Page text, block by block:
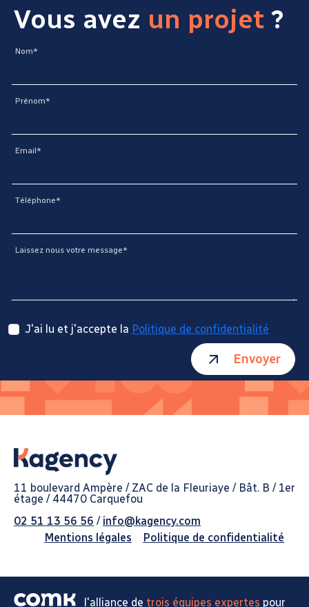
Vous avez un projet ?
Nom*
Prénom*
Email*
Téléphone*
Laissez nous votre message*
J'ai lu et j'accepte la Politique de confidentialité
Envoyer
11 boulevard Ampère / ZAC de la Fleuriaye / Bât. B / 1er
étage / 44470 Carquefou
02 51 13 56 56 / info@kagency.com
Mentions légales
Politique de confidentialité
l'alliance de trois équipes expertes pour